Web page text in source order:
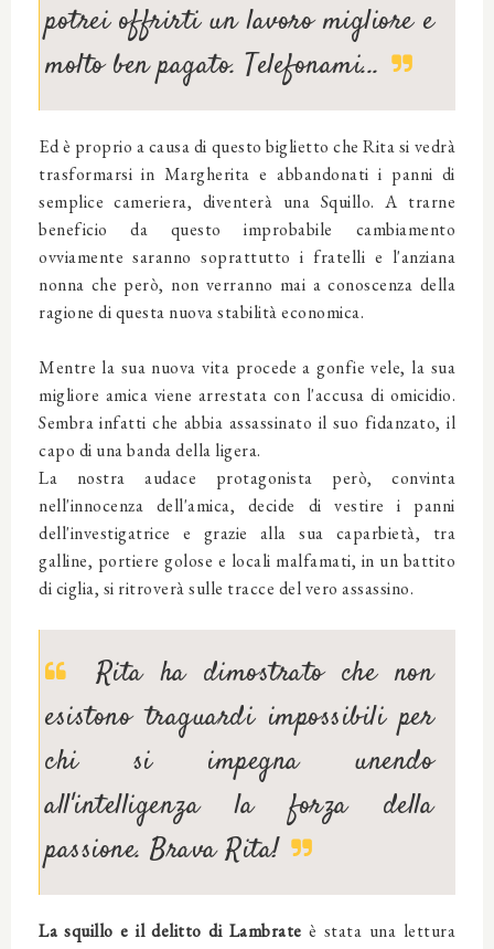
potrei offrirti un lavoro migliore e
molto ben pagato. Telefonami...
Ed è proprio a causa di questo biglietto che Rita si vedrà
trasformarsi in Margherita e abbandonati i panni di
semplice cameriera, diventerà una Squillo. A trarne
beneficio da questo improbabile cambiamento
ovviamente saranno soprattutto i fratelli e l'anziana
nonna che però, non verranno mai a conoscenza della
ragione di questa nuova stabilità economica.
Mentre la sua nuova vita procede a gonfie vele, la sua
migliore amica viene arrestata con l'accusa di omicidio.
Sembra infatti che abbia assassinato il suo fidanzato, il
capo di una banda della ligera.
La nostra audace protagonista però, convinta
nell'innocenza dell'amica, decide di vestire i panni
dell'investigatrice e grazie alla sua caparbietà, tra
galline, portiere golose e locali malfamati, in un battito
di ciglia, si ritroverà sulle tracce del vero assassino.
Rita ha dimostrato che non
esistono traguardi impossibili per
chi si impegna unendo
all'intelligenza la forza della
passione. Brava Rita!
La squillo e il delitto di Lambrate è stata una lettura